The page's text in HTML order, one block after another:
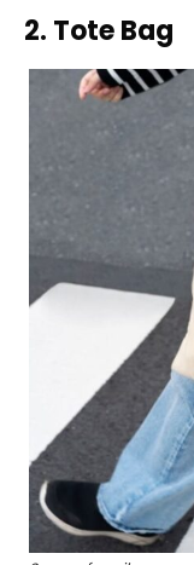
2. Tote Bag